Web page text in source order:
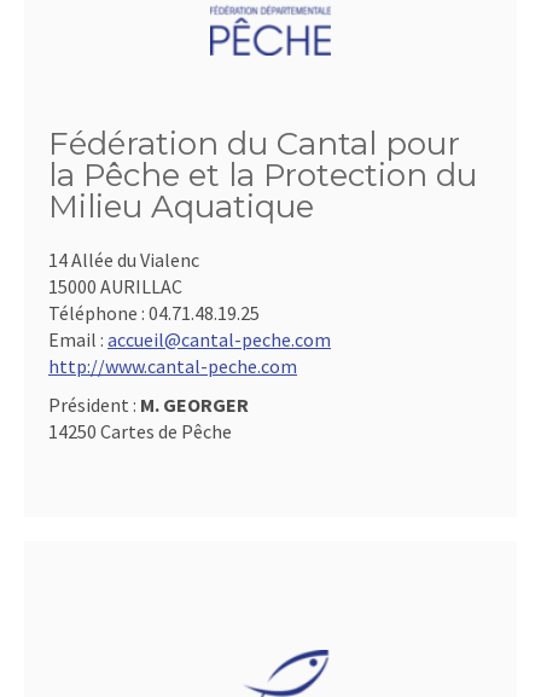
Fédération du Cantal pour
la Pêche et la Protection du
Milieu Aquatique
14 Allée du Vialenc
15000 AURILLAC
Téléphone : 04.71.48.19.25
Email : accueil@cantal-peche.com
http://www.cantal-peche.com
Président : M. GEORGER
14250 Cartes de Pêche